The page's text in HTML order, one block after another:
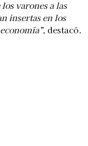
varones a las
insertas en los
, destacó.